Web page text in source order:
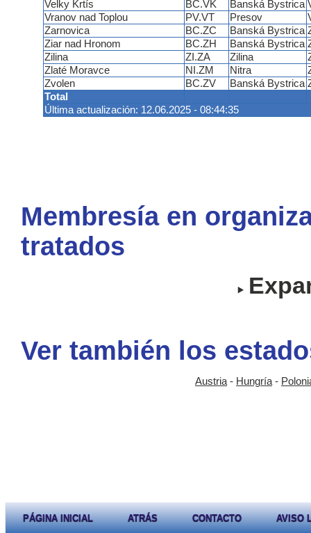
Total
Última actualización: 12.06.2025 - 08:44:35
Velky Krtís BC.VK Banská Bystrica
Vranov nad Toplou
PV.VT Presov
Zarnovica
BC.ZC Banská Bystrica
Ziar nad Hronom
BC.ZH Banská Bystrica
Zilina
ZI.ZA Zilina
Zlaté Moravce
NI.ZM Nitra
Zvolen
BC.ZV Banská Bystrica
Membresía en
tratados
Ver también los
Austria- Hungría-
PÁGINA INICIAL ATRÁS CONTACTO AVISO